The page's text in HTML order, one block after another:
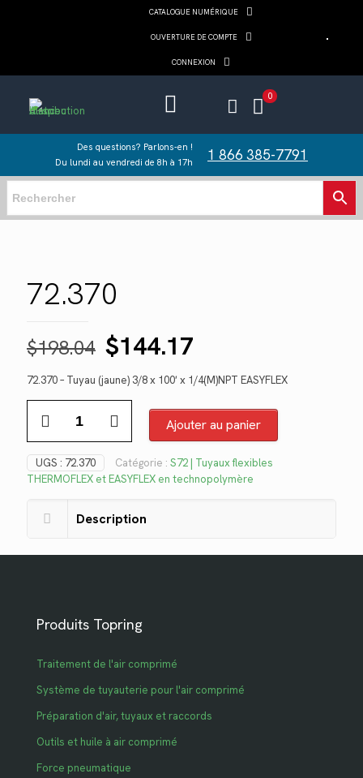
CATALOGUE NUMÉRIQUE
OUVERTURE DE COMPTE
CONNEXION
0
Des questions? Parlons-en !
Du lundi au vendredi de 8h à 17h
1 866 385-7791
72.370
$198.04 Le
prix
initial
était :
$198.04.
$144.17
prix
actuel
est :
$144.17.
72.370 – Tuyau (jaune) 3/8 x 100′ x 1/4(M)NPT EASYFLEX
Ajouter au panier
UGS : 72.370 Catégorie : S72 | Tuyaux flexibles
THERMOFLEX et EASYFLEX en technopolymère
Description
Produits Topring
Traitement de l'air comprimé
Système de tuyauterie pour l'air comprimé
Préparation d'air, tuyaux et raccords
Outils et huile à air comprimé
Force pneumatique